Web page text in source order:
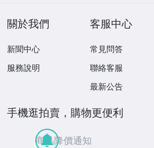
關於我們
新聞中心
服務說明
客服中心
常見問答
聯絡客服
最新公告
手機逛拍賣，購物更便利
商品降價通知